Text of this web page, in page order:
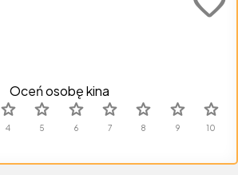
Oceń osobę kina
star star star star star star star